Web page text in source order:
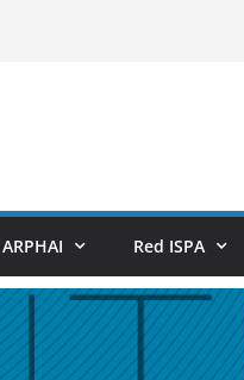
ARPHAI Red ISPA